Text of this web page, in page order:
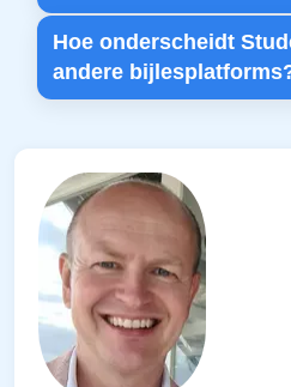
Hoe onderscheidt
andere